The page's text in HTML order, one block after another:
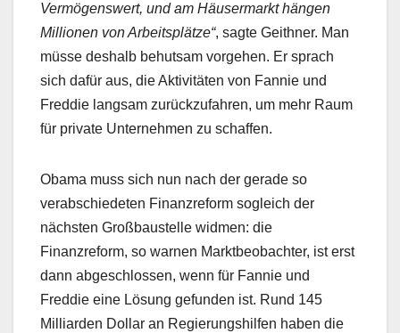
Vermögenswert, und am Häusermarkt hängen
Millionen von Arbeitsplätze“, sagte Geithner. Man
müsse deshalb behutsam vorgehen. Er sprach
sich dafür aus, die Aktivitäten von Fannie und
Freddie langsam zurückzufahren, um mehr Raum
für private Unternehmen zu schaffen.
Obama muss sich nun nach der gerade so
verabschiedeten Finanzreform sogleich der
nächsten Großbaustelle widmen: die
Finanzreform, so warnen Marktbeobachter, ist erst
dann abgeschlossen, wenn für Fannie und
Freddie eine Lösung gefunden ist. Rund 145
Milliarden Dollar an Regierungshilfen haben die